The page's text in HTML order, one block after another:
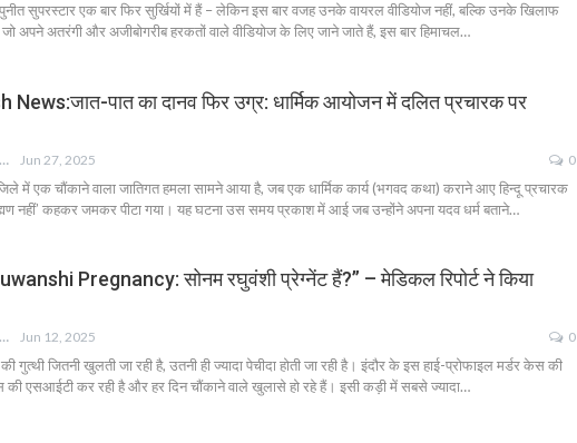
सुपरस्टार एक बार फिर सुर्खियों में हैं – लेकिन इस बार वजह उनके वायरल वीडियोज नहीं, बल्कि उनके खिलाफ
अपने अतरंगी और अजीबोगरीब हरकतों वाले वीडियोज के लिए जाने जाते हैं, इस बार हिमाचल…
पात का दानव फिर उग्र: धार्मिक आयोजन में दलित प्रचारक पर
SHIVAM CHAUBEY Jun 27, 2025 0
में एक चौंकाने वाला जातिगत हमला सामने आया है, जब एक धार्मिक कार्य (भगवद कथा) कराने आए हिन्दू प्रचारक
नहीं’ कहकर जमकर पीटा गया। यह घटना उस समय प्रकाश में आई जब उन्होंने अपना यदव धर्म बताने…
Pregnancy: सोनम रघुवंशी प्रेग्नेंट हैं?” – मेडिकल रिपोर्ट ने किया
SHIVAM CHAUBEY Jun 12, 2025 0
गुत्थी जितनी खुलती जा रही है, उतनी ही ज्यादा पेचीदा होती जा रही है। इंदौर के इस हाई-प्रोफाइल मर्डर केस की
एसआईटी कर रही है और हर दिन चौंकाने वाले खुलासे हो रहे हैं। इसी कड़ी में सबसे ज्यादा…